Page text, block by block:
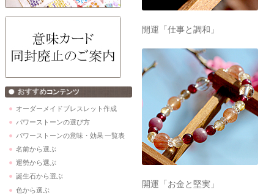
オーダーメイドブレスレット作成
パワーストーンの選び方
パワーストーンの意味・効果 一覧表
名前から選ぶ
運勢から選ぶ
誕生石から選ぶ
色から選ぶ
開運「仕事と調和」
開運「お金と堅実」